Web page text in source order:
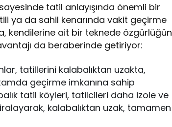
tatil anlayışında önemli bir
ya da sahil kenarında vakit geçirme
kendilerine ait bir teknede özgürlüğün
da beraberinde getiriyor:
tatillerini kalabalıktan uzakta,
geçirme imkanına sahip
tatil köyleri, tatilcileri daha izole ve
kalabalıktan uzak, tamamen